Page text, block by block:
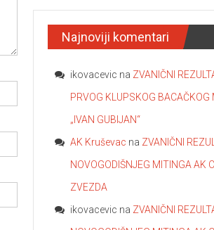
Najnoviji komentari
ikovacevic na ZVANIČNI
PRVOG KLUPSKOG BACAČKOG
„IVAN GUBIJAN“
AK Kruševac na ZVANIČNI
NOVOGODIŠNJEG MITINGA AK
ZVEZDA
ikovacevic na ZVANIČNI